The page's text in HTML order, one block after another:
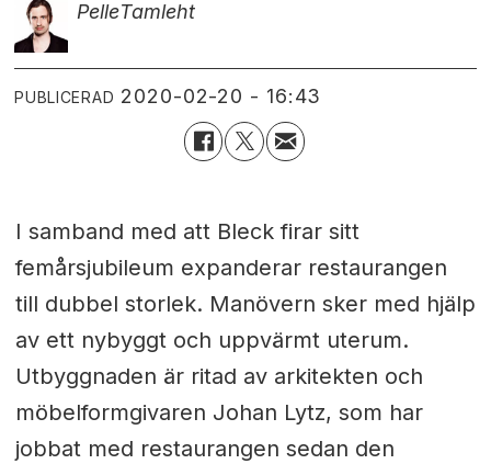
PelleTamleht
PUBLICERAD 2020-02-20 - 16:43
I samband med att Bleck firar sitt
femårsjubileum expanderar restaurangen
till dubbel storlek. Manövern sker med hjälp
av ett nybyggt och uppvärmt uterum.
Utbyggnaden är ritad av arkitekten och
möbelformgivaren Johan Lytz, som har
jobbat med restaurangen sedan den